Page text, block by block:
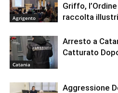
Agrigento
Griffo,
raccolta
Catania
Arresto a
Catturato
Aggressione